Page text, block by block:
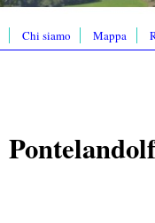
Chi siamo Mappa